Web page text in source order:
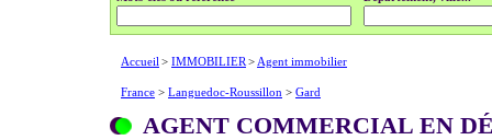
Accueil > IMMOBILIER > Agent immobilier
France > Languedoc-Roussillon > Gard
AGENT COMMERCIAL EN